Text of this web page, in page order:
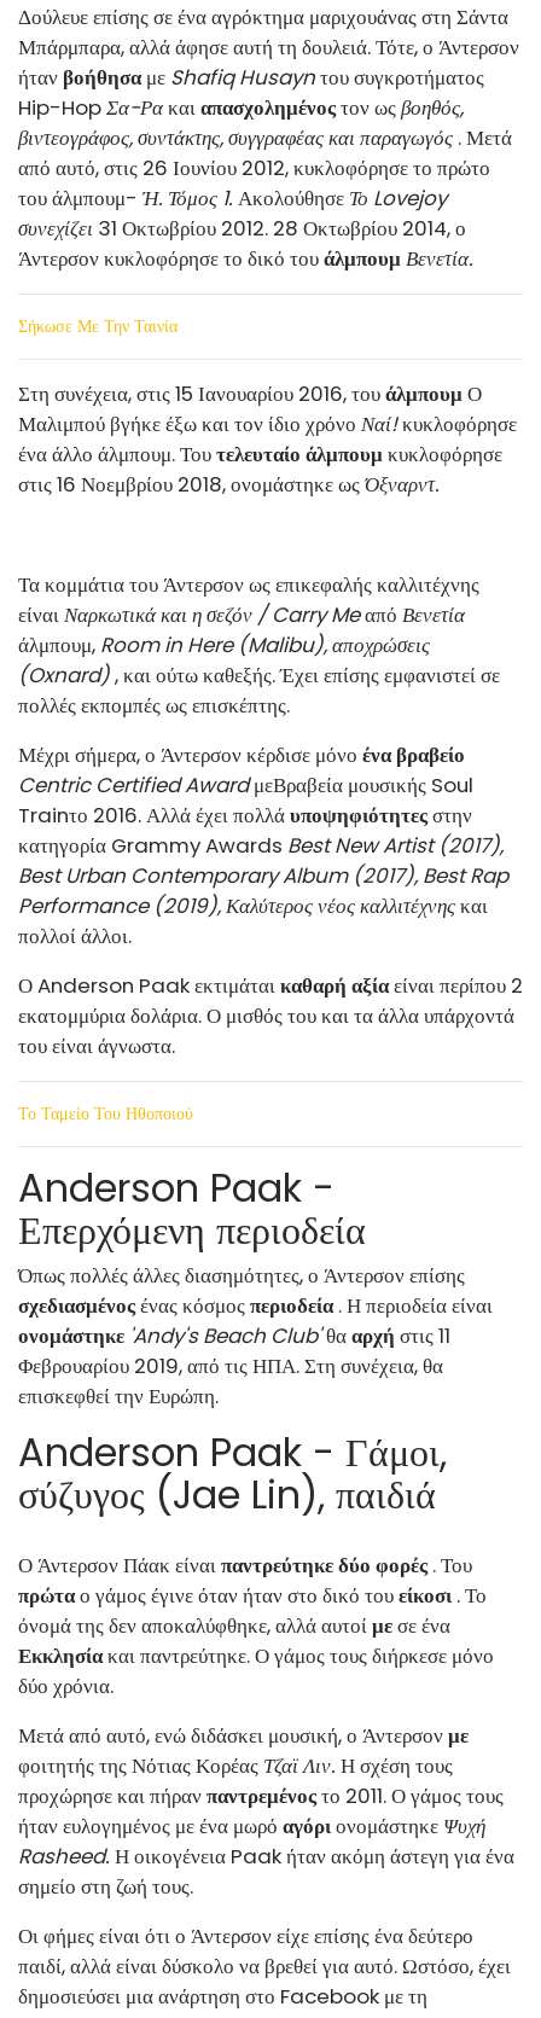
Δούλευε επίσης σε ένα αγρόκτημα μαριχουάνας στη Σάντα
Μπάρμπαρα, αλλά άφησε αυτή τη δουλειά. Τότε, ο Άντερσον
ήταν βοήθησαμε Shafiq Husaynτου συγκροτήματος
Hip-HopΣα-Ρακαιαπασχολημένοςτον ωςβοηθός,
βιντεογράφος, συντάκτης, συγγραφέας και παραγωγός . Μετά
από αυτό, στις 26 Ιουνίου 2012, κυκλοφόρησε το πρώτο
του άλμπουμ- Ή. Τόμος 1. Ακολούθησε Το Lovejoy
συνεχίζει 31 Οκτωβρίου 2012. 28 Οκτωβρίου 2014, ο
Άντερσον κυκλοφόρησε το δικό τουάλμπουμΒενετία.
Σήκωσε Με Την Ταινία
Στη συνέχεια, στις 15 Ιανουαρίου 2016, τουάλμπουμΟ
Μαλιμπού βγήκε έξω και τον ίδιο χρόνο Ναί!κυκλοφόρησε
ένα άλλο άλμπουμ. Τουτελευταίο άλμπουμκυκλοφόρησε
στις 16 Νοεμβρίου 2018, ονομάστηκε ωςΌξναρντ.
Τα κομμάτια του Άντερσον ως επικεφαλής καλλιτέχνης
είναιΝαρκωτικά και η σεζόν / Carry Meαπό Βενετία
άλμπουμ, Room in Here (Malibu), αποχρώσεις
(Oxnard), και ούτω καθεξής. Έχει επίσης εμφανιστεί σε
πολλές εκπομπές ως επισκέπτης.
Μέχρι σήμερα, ο Άντερσον κέρδισε μόνο ένα βραβείο
Centric Certified AwardμεΒραβεία μουσικής Soul
Trainτο 2016. Αλλά έχει πολλάυποψηφιότητεςστην
κατηγορία Grammy Awards Best New Artist (2017),
Best Urban Contemporary Album (2017), Best Rap
Performance (2019), Καλύτερος νέος καλλιτέχνηςκαι
πολλοί άλλοι.
Ο Anderson Paak εκτιμάταικαθαρή αξίαείναι περίπου 2
εκατομμύρια δολάρια. Ο μισθός του και τα άλλα υπάρχοντά
του είναι άγνωστα.
Το Ταμείο Του Ηθοποιού
Anderson Paak -
Επερχόμενη περιοδεία
Όπως πολλές άλλες διασημότητες, ο Άντερσον επίσης
σχεδιασμένοςένας κόσμοςπεριοδεία. Η περιοδεία είναι
ονομάστηκε 'Andy's Beach Club'θααρχή στις 11
Φεβρουαρίου 2019, από τις ΗΠΑ. Στη συνέχεια, θα
επισκεφθεί την Ευρώπη.
Anderson Paak - Γάμοι,
σύζυγος (Jae Lin), παιδιά
Ο Άντερσον Πάακ είναιπαντρεύτηκε δύο φορές. Του
πρώταο γάμος έγινε όταν ήταν στο δικό τουείκοσι. Το
όνομά της δεν αποκαλύφθηκε, αλλά αυτοίμεσε ένα
Εκκλησίακαι παντρεύτηκε. Ο γάμος τους διήρκεσε μόνο
δύο χρόνια.
Μετά από αυτό, ενώ διδάσκει μουσική, ο Άντερσονμε
φοιτητής της Νότιας Κορέας Τζαϊ Λιν. Η σχέση τους
προχώρησε και πήρανπαντρεμένοςτο 2011. Ο γάμος τους
ήταν ευλογημένος με ένα μωρό αγόριονομάστηκε Ψυχή
Rasheed. Η οικογένεια Paak ήταν ακόμη άστεγη για ένα
σημείο στη ζωή τους.
Οι φήμες είναι ότι ο Άντερσον είχε επίσης ένα δεύτερο
παιδί, αλλά είναι δύσκολο να βρεθεί για αυτό. Ωστόσο, έχει
δημοσιεύσει μια ανάρτηση στο Facebook με τη